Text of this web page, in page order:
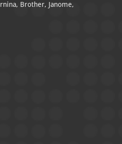
Brother, Janome,